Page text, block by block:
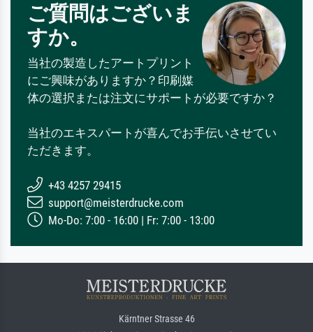
ご質問はございま
すか。
当社の製造したアートプリント
にご興味がありますか？印刷媒
体の選択または注文にサポートが必要ですか？
当社のエキスパートが喜んでお手伝いさせてい
ただきます。
+43 4257 29415
support@meisterdrucke.com
Mo-Do: 7:00 - 16:00 | Fr: 7:00 - 13:00
Kärntner Strasse 46